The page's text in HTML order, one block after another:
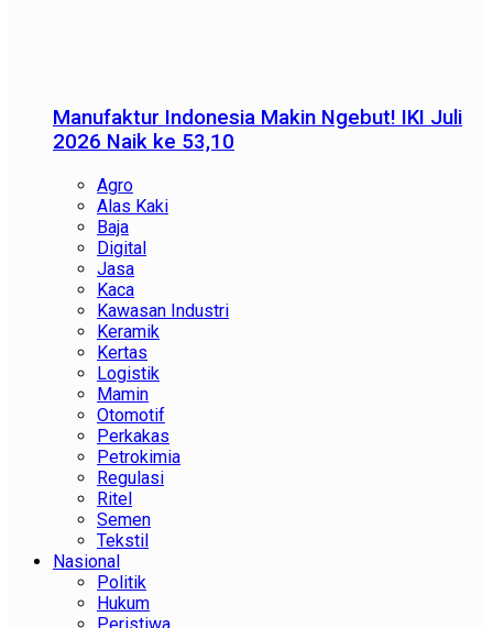
Manufaktur Indonesia Makin Ngebut! IKI Juli
2026 Naik ke 53,10
Agro
Alas Kaki
Baja
Digital
Jasa
Kaca
Kawasan Industri
Keramik
Kertas
Logistik
Mamin
Otomotif
Perkakas
Petrokimia
Regulasi
Ritel
Semen
Tekstil
Nasional
Politik
Hukum